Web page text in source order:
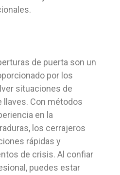
de puerta son un
por los
situaciones de
llaves. Con métodos
en la
los cerrajeros
rápidas y
de crisis. Al confiar
puedes estar